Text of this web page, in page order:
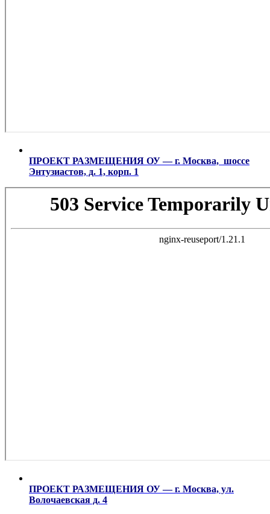
ПРОЕКТ РАЗМЕЩЕНИЯ ОУ — г. Москва, шоссе
Энтузиастов, д. 1, корп. 1
ПРОЕКТ РАЗМЕЩЕНИЯ ОУ — г. Москва, ул.
Волочаевская д. 4